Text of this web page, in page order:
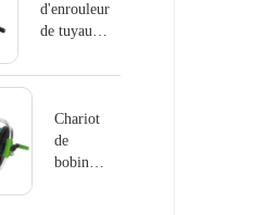
d'enrouleur
de tuyau
Chariot
de
bobine